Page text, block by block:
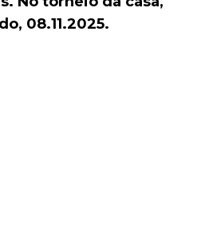
08.11.2025.